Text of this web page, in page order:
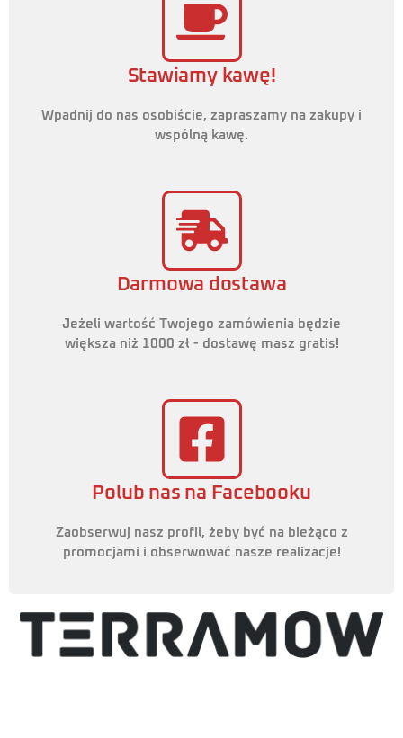
Stawiamy kawę!
Wpadnij do nas osobiście, zapraszamy na zakupy i
wspólną kawę.
Darmowa dostawa
Jeżeli wartość Twojego zamówienia będzie
większa niż 1000 zł - dostawę masz gratis!
Polub nas na Facebooku
Zaobserwuj nasz profil, żeby być na bieżąco z
promocjami i obserwować nasze realizacje!